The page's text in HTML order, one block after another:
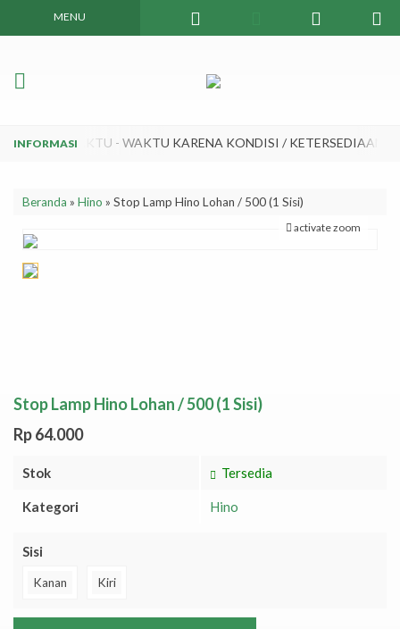
MENU
SEWAKTU - WAKTU KARENA KONDISI / KETERSEDIAAN
Beranda » Hino » Stop Lamp Hino Lohan / 500 (1 Sisi)
activate zoom
Stop Lamp Hino Lohan / 500 (1 Sisi)
Rp 64.000
Stok Tersedia
Kategori Hino
Sisi
Kanan Kiri